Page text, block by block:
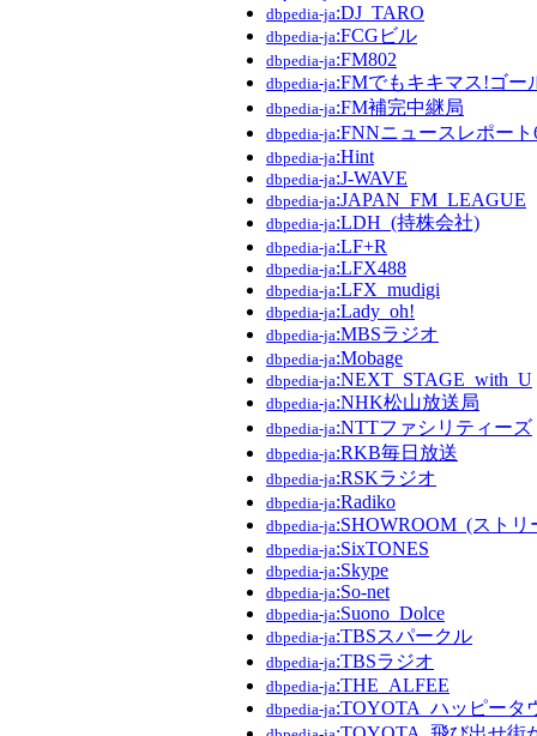
dbpedia-ja:DJ_TARO
dbpedia-ja:FCGビル
dbpedia-ja:FM802
dbpedia-ja:FMでもキキマス!ゴー
dbpedia-ja:FM補完中継局
dbpedia-ja:FNNニュースレポート
dbpedia-ja:Hint
dbpedia-ja:J-WAVE
dbpedia-ja:JAPAN_FM_LEAGUE
dbpedia-ja:LDH_(持株会社)
dbpedia-ja:LF+R
dbpedia-ja:LFX488
dbpedia-ja:LFX_mudigi
dbpedia-ja:Lady_oh!
dbpedia-ja:MBSラジオ
dbpedia-ja:Mobage
dbpedia-ja:NEXT_STAGE_with_U
dbpedia-ja:NHK松山放送局
dbpedia-ja:NTTファシリティーズ
dbpedia-ja:RKB毎日放送
dbpedia-ja:RSKラジオ
dbpedia-ja:Radiko
dbpedia-ja:SHOWROOM_(スト
dbpedia-ja:SixTONES
dbpedia-ja:Skype
dbpedia-ja:So-net
dbpedia-ja:Suono_Dolce
dbpedia-ja:TBSスパークル
dbpedia-ja:TBSラジオ
dbpedia-ja:THE_ALFEE
dbpedia-ja:TOYOTA_ハッピータ